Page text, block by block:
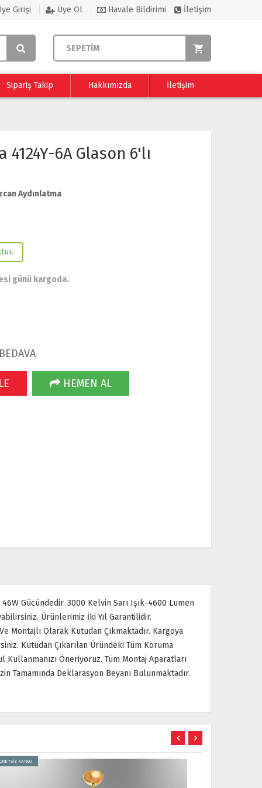
Girişi Üye Ol Havale Bildirimi İletişim
SEPETİM
Sipariş Takip Hakkımızda İletişim
4124Y-6A Glason 6'lı
Aydınlatma
günü kargoda.
HEMEN AL
Gücündedir. 3000 Kelvin Sarı Işık-4600 Lumen
Ürünlerimiz İki Yıl Garantilidir.
Montajlı Olarak Kutudan Çıkmaktadır. Kargoya
Kutudan Çıkarılan Üründeki Tüm Koruma
Kullanmanızı Öneriyoruz. Tüm Montaj Aparatları
Tamamında Deklarasyon Beyanı Bulunmaktadır.
KARGO